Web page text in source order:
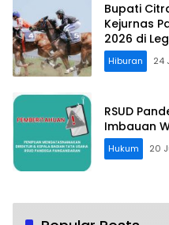
Bupati
Kejurnas
2026 di
Hiburan 24
RSUD
Imbauan
Hukum 20